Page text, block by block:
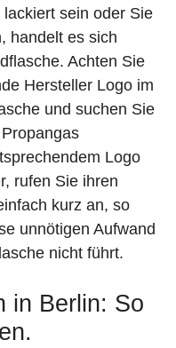
sein oder Sie
handelt es sich
Achten Sie
Hersteller Logo im
und suchen Sie
Logo
rufen Sie ihren
kurz an, so
unnötigen Aufwand
nicht führt.
in Berlin: So